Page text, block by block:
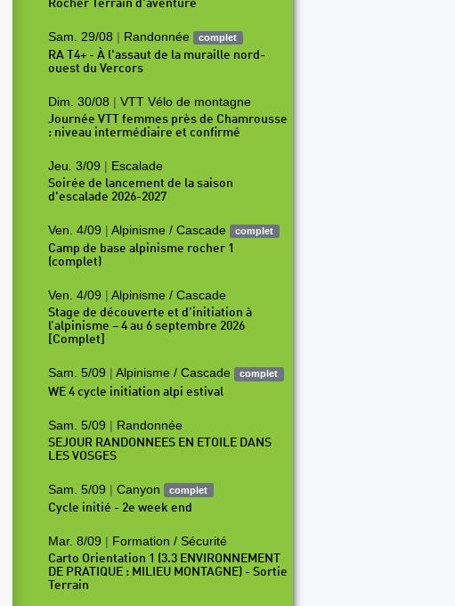
Rocher Terrain d'aventure
Sam. 29/08 | Randonnée complet
RA T4+ - À l'assaut de la muraille nord-
ouest du Vercors
Dim. 30/08 | VTT Vélo de montagne
Journée VTT femmes près de Chamrousse
: niveau intermédiaire et confirmé
Jeu. 3/09 | Escalade
Soirée de lancement de la saison
d'escalade 2026-2027
Ven. 4/09 | Alpinisme / Cascade complet
Camp de base alpinisme rocher 1
(complet)
Ven. 4/09 | Alpinisme / Cascade
Stage de découverte et d’initiation à
l’alpinisme – 4 au 6 septembre 2026
[Complet]
Sam. 5/09 | Alpinisme / Cascade complet
WE 4 cycle initiation alpi estival
Sam. 5/09 | Randonnée
SEJOUR RANDONNEES EN ETOILE DANS
LES VOSGES
Sam. 5/09 | Canyon complet
Cycle initié - 2e week end
Mar. 8/09 | Formation / Sécurité
Carto Orientation 1 (3.3 ENVIRONNEMENT
DE PRATIQUE : MILIEU MONTAGNE) - Sortie
Terrain